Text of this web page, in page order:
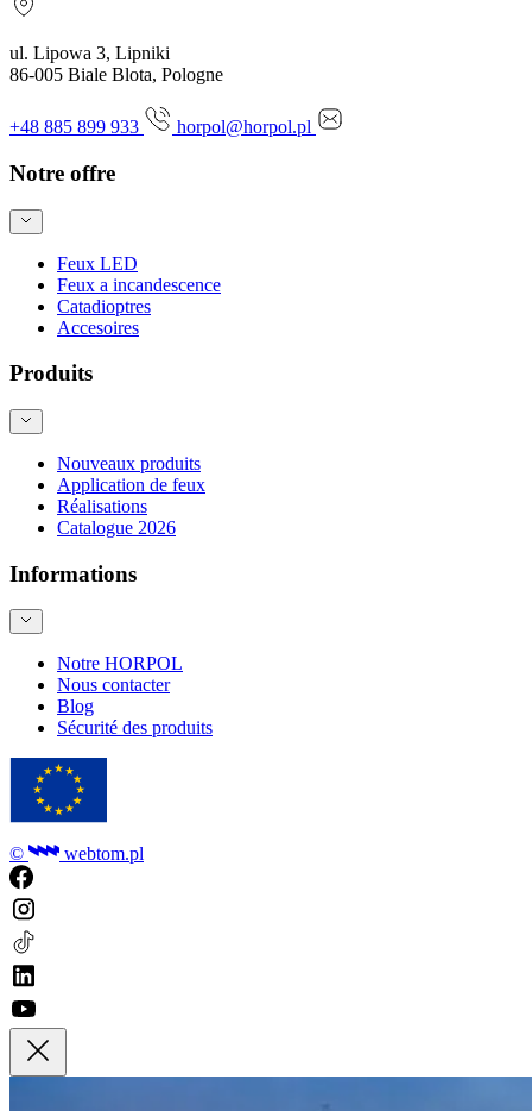
ul. Lipowa 3, Lipniki
86-005 Biale Blota, Pologne
+48 885 899 933 horpol@horpol.pl
Notre offre
Feux LED
Feux a incandescence
Catadioptres
Accesoires
Produits
Nouveaux produits
Application de feux
Réalisations
Catalogue 2026
Informations
Notre HORPOL
Nous contacter
Blog
Sécurité des produits
© webtom.pl